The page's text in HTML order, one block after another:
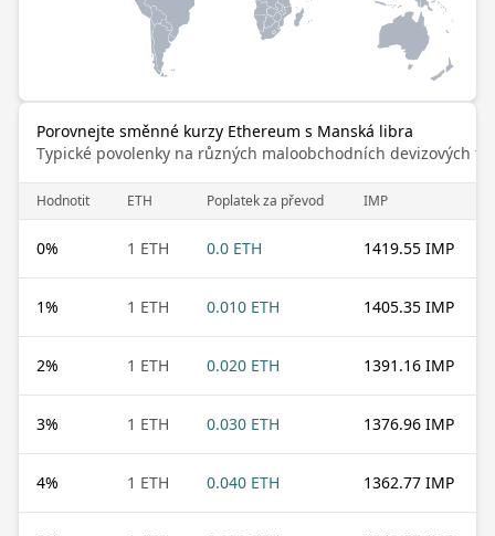
Porovnejte směnné kurzy Ethereum s Manská libra
Typické povolenky na různých maloobchodních devizových
Hodnotit ETH Poplatek za převod IMP
0% 1 ETH 0.0 ETH 1419.55 IMP
1% 1 ETH 0.010 ETH 1405.35 IMP
2% 1 ETH 0.020 ETH 1391.16 IMP
3% 1 ETH 0.030 ETH 1376.96 IMP
4% 1 ETH 0.040 ETH 1362.77 IMP